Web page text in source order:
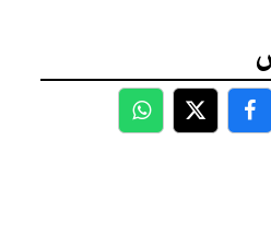
WhatsApp
Twitter